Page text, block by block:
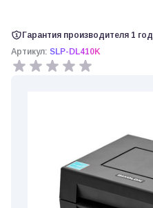
Гарантия производителя 1 год
Артикул: SLP-DL410K